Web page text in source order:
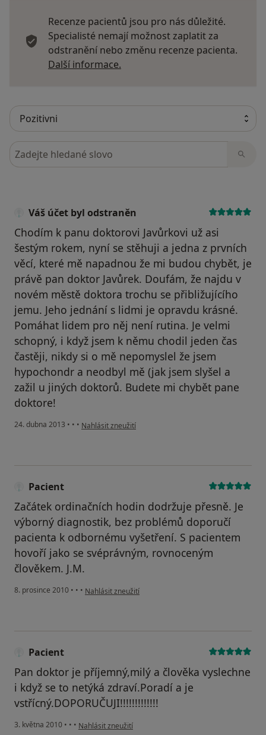
Recenze pacientů jsou pro nás důležité.
Specialisté nemají možnost zaplatit za
odstranění nebo změnu recenze pacienta.
Další informace.
Hledejte v názorech
Váš účet byl odstraněn
Chodím k panu doktorovi Javůrkovi už asi
šestým rokem, nyní se stěhuji a jedna z prvních
věcí, které mě napadnou že mi budou chybět, je
právě pan doktor Javůrek. Doufám, že najdu v
novém městě doktora trochu se přibližujícího
jemu. Jeho jednání s lidmi je opravdu krásné.
Pomáhat lidem pro něj není rutina. Je velmi
schopný, i když jsem k němu chodil jeden čas
častěji, nikdy si o mě nepomyslel že jsem
hypochondr a neodbyl mě (jak jsem slyšel a
zažil u jiných doktorů. Budete mi chybět pane
doktore!
24. dubna 2013 • • • podle názoru uživatele Váš účet byl odstraněn
Nahlásit zneužití
Pacient
Začátek ordinačních hodin dodržuje přesně. Je
výborný diagnostik, bez problémů doporučí
pacienta k odbornému vyšetření. S pacientem
hovoří jako se svéprávným, rovnoceným
člověkem. J.M.
8. prosince 2010 • • • podle názoru uživatele Pacient
Nahlásit zneužití
Pacient
Pan doktor je příjemný,milý a člověka vyslechne
i když se to netýká zdraví.Poradí a je
vstřícný.DOPORUČUJI!!!!!!!!!!!!!
3. května 2010 • • • podle názoru uživatele Pacient
Nahlásit zneužití